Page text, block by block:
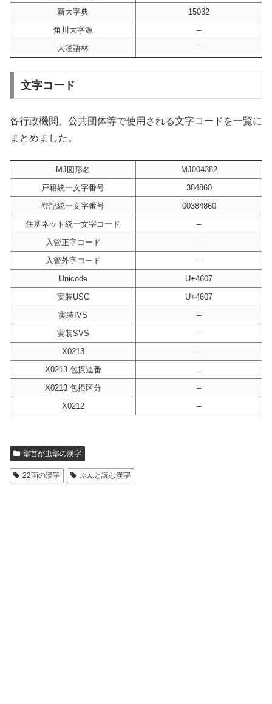
新大字典
15032
角川大字源
–
大漢語林
–
文字コード
各行政機関、公共団体等で使用される文字コードを一覧に
まとめました。
MJ図形名
MJ004382
戸籍統一文字番号
384860
登記統一文字番号
00384860
住基ネット統一文字コード
–
入管正字コード
–
入管外字コード
–
Unicode
U+4607
実装USC
U+4607
実装IVS
–
実装SVS
–
X0213
–
X0213 包摂連番
–
X0213 包摂区分
–
X0212
–
部首が虫部の漢字
22画の漢字 ぶんと読む漢字